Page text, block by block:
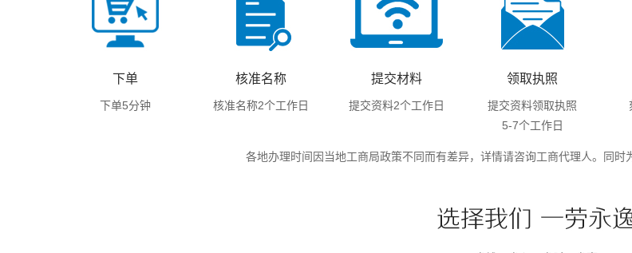
下单
下单5分钟
核准名称
核准名称2个工作日
提交材料
提交资料2个工作日
领取执照
提交资料领取执照
5-7个工作日
各地办理时间因当地工商局政策不同而有差异，详情请咨询工商代理人。同时